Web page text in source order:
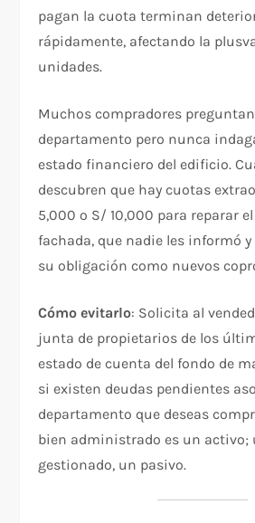
pagan la cuota terminan
rápidamente, afectando la
unidades.
Muchos compradores
departamento pero nunca
estado financiero del edificio.
descubren que hay cuotas
5,000 o S/ 10,000 para reparar
fachada, que nadie les informó
su obligación como nuevos
Cómo evitarlo: Solicita al
junta de propietarios de los
estado de cuenta del fondo de
si existen deudas pendientes
departamento que deseas
bien administrado es un activo;
gestionado, un pasivo.